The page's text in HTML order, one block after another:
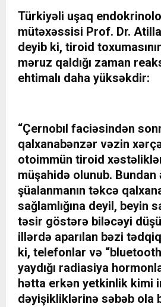
Türkiyəli uşaq
mütəxəssisi Prof. Dr.
deyib ki, tiroid
məruz qaldığı zaman
ehtimalı daha yüksəkdir:
“Çernobıl faciəsindən
qalxanabənzər vəzin
otoimmün tiroid
müşahidə olunub. Bundan
şüalanmanın təkcə
sağlamlığına deyil, beyin
təsir göstərə biləcəyi
illərdə aparılan bəzi
ki, telefonlar və
yaydığı radiasiya
hətta erkən yetkinlik kimi
dəyişikliklərinə səbəb ola